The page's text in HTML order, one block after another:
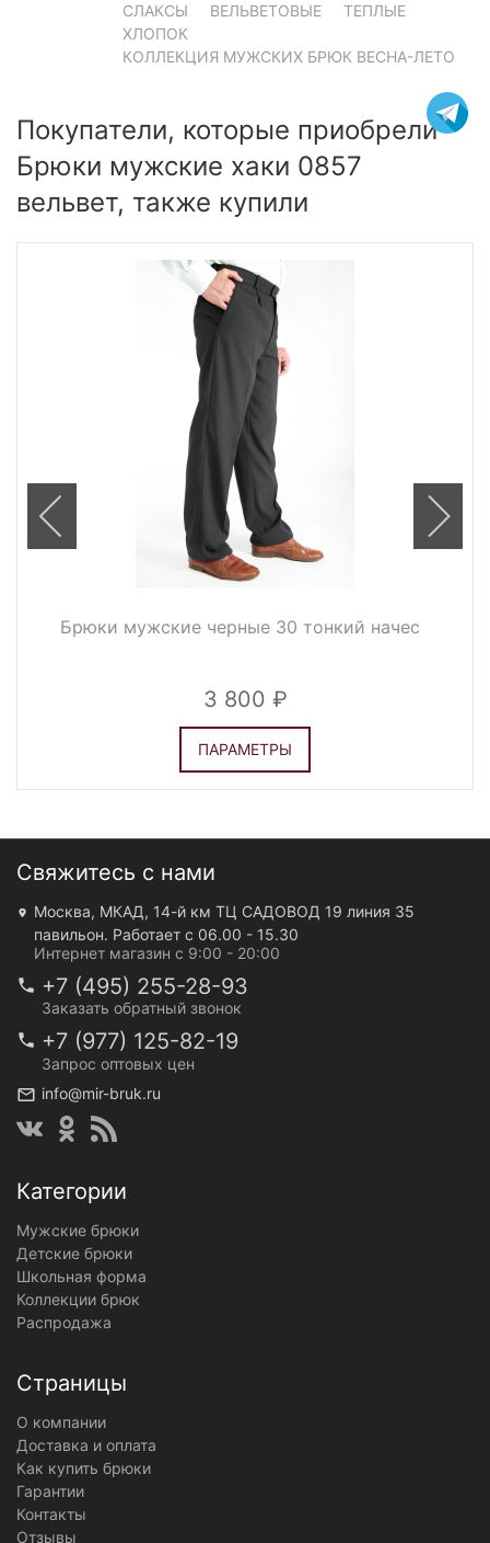
СЛАКСЫ
ВЕЛЬВЕТОВЫЕ
ТЕПЛЫЕ
ХЛОПОК
КОЛЛЕКЦИЯ МУЖСКИХ БРЮК ВЕСНА-ЛЕТО
Покупатели, которые приобрели
Брюки мужские хаки 0857
вельвет, также купили
Брюки мужские черные 30 тонкий начес
3 800
ПАРАМЕТРЫ
Свяжитесь с нами
Москва, МКАД, 14-й км ТЦ САДОВОД 19 линия 35
павильон. Работает с 06.00 - 15.30
Интернет магазин с 9:00 - 20:00
+7 (495) 255-28-93
Заказать обратный звонок
+7 (977) 125-82-19
Запрос оптовых цен
info@mir-bruk.ru
Категории
Мужские брюки
Детские брюки
Школьная форма
Коллекции брюк
Распродажа
Страницы
О компании
Доставка и оплата
Как купить брюки
Гарантии
Контакты
Отзывы